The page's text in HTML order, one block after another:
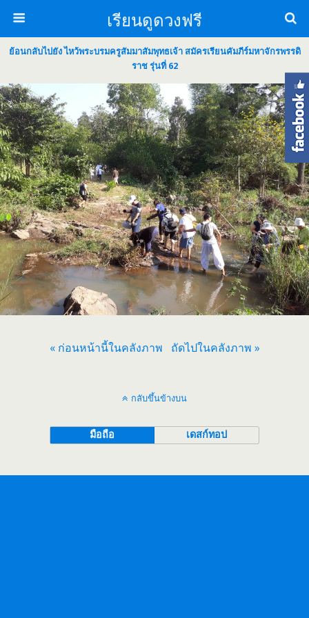
เรียนดูดวงฟรี
ย้อนกลับไปยัง ไหว้พระบรมครูสัมมาสัมพุทธเจ้า สมัครเรียนคัมภีร์มหาจักรพรรดิ
ราช รุ่นที่ 62
« ก่อนหน้านี้ในคลังภาพ ถัดไปในคลังภาพ »
กลับขึ้นข้างบน
มือถือ เดสก์ทอป